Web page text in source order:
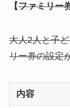
【ファミリー
大人2人と子
リー券の設定
内容